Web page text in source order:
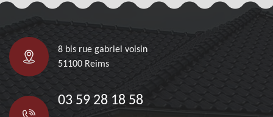
8 bis rue gabriel voisin
51100 Reims
03 59 28 18 58